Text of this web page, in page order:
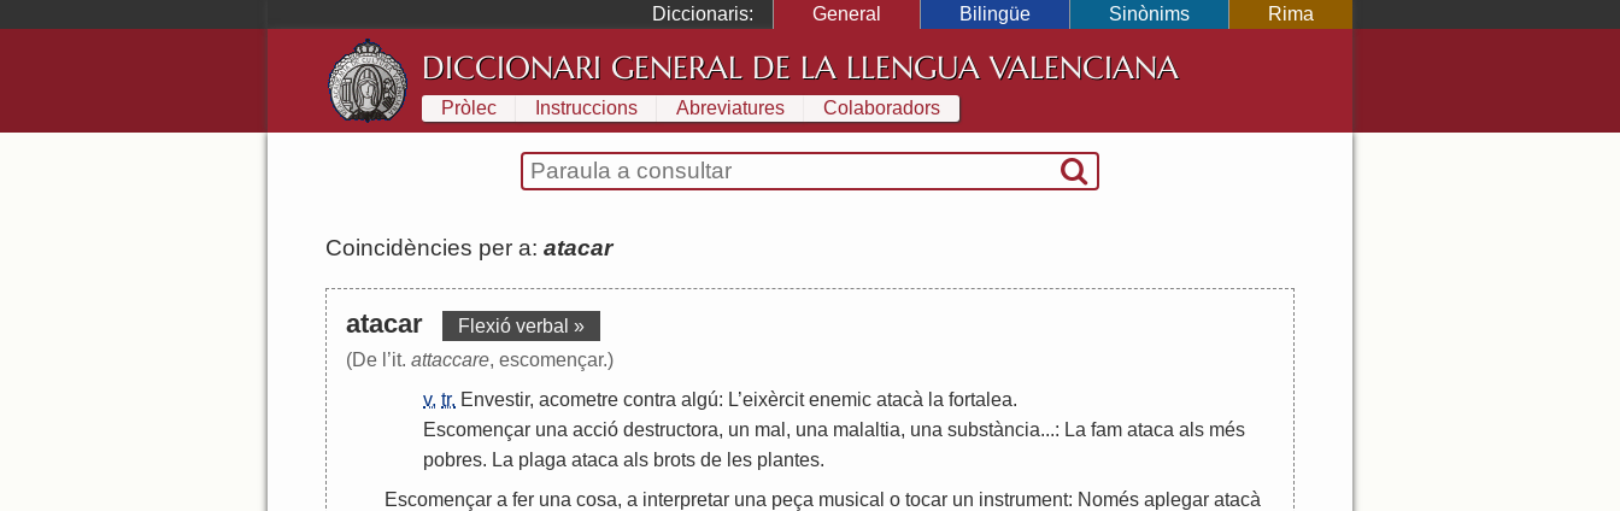
Diccionaris: General Bilingüe Sinònims Rima
DICCIONARI GENERAL DE LA LLENGUA VALENCIANA
Pròlec Instruccions Abreviatures Colaboradors
Coincidències per a: atacar
atacar
Flexió verbal »
(De l’it. attaccare, escomençar.)
v. tr. Envestir, acometre contra algú: L’eixèrcit enemic atacà la fortalea.
Escomençar una acció destructora, un mal , una malaltia, una substància...: La fam ataca als més
pobres. La plaga ataca als brots de les plantes.
Escomençar a fer una cosa, a interpretar una peça musical o tocar un instrument: Només aplegar atacà